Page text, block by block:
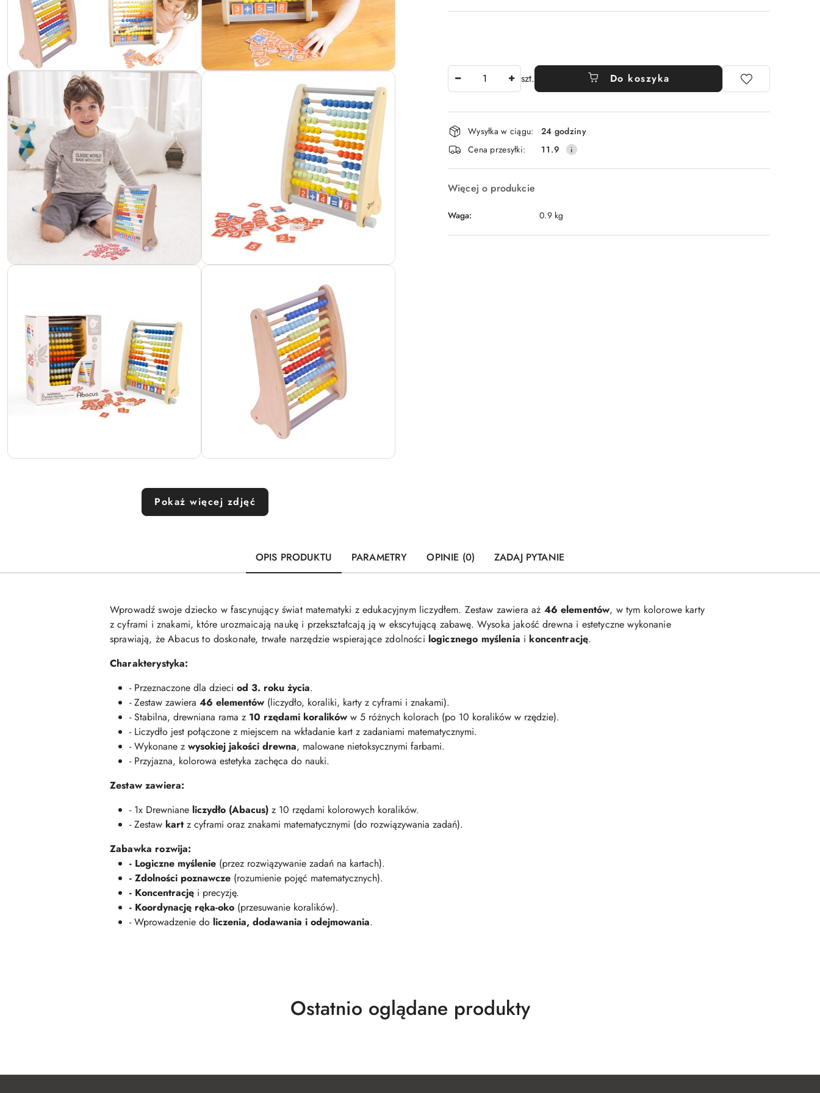
Pokaż więcej zdjęć
szt. Do koszyka
Dostępność
i
dostawa
Wysyłka w ciągu:
24 godziny
Cena przesyłki:
11.9
Więcej o produkcie
Waga: 0.9 kg
OPIS PRODUKTU PARAMETRY OPINIE (0) ZADAJ PYTANIE
Wprowadź swoje dziecko w fascynujący świat matematyki z edukacyjnym liczydłem. Zestaw zawiera aż 46 elementów, w tym kolorowe karty
z cyframi i znakami, które urozmaicają naukę i przekształcają ją w ekscytującą zabawę. Wysoka jakość drewna i estetyczne wykonanie
sprawiają, że Abacus to doskonałe, trwałe narzędzie wspierające zdolności logicznego myślenia i koncentrację.
Charakterystyka:
- Przeznaczone dla dzieci od 3. roku życia.
- Zestaw zawiera 46 elementów (liczydło, koraliki, karty z cyframi i znakami).
- Stabilna, drewniana rama z 10 rzędami koralików w 5 różnych kolorach (po 10 koralików w rzędzie).
- Liczydło jest połączone z miejscem na wkładanie kart z zadaniami matematycznymi.
- Wykonane z wysokiej jakości drewna, malowane nietoksycznymi farbami.
- Przyjazna, kolorowa estetyka zachęca do nauki.
Zestaw zawiera:
- 1x Drewniane liczydło (Abacus) z 10 rzędami kolorowych koralików.
- Zestaw kart z cyframi oraz znakami matematycznymi (do rozwiązywania zadań).
Zabawka rozwija:
- Logiczne myślenie (przez rozwiązywanie zadań na kartach).
- Zdolności poznawcze (rozumienie pojęć matematycznych).
- Koncentrację i precyzję.
- Koordynację ręka-oko (przesuwanie koralików).
- Wprowadzenie do liczenia, dodawania i odejmowania.
Produkty
Ostatnio oglądane produkty